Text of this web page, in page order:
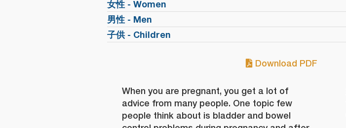
女性 - Women
男性 - Men
子供 - Children
Download PDF
When you are pregnant, you get a lot of
advice from many people. One topic few
people think about is bladder and bowel